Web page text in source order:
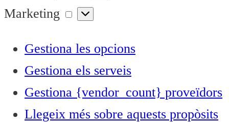
Marketing
Marketing
Gestiona les opcions
Gestiona els serveis
Gestiona {vendor_count} proveïdors
Llegeix més sobre aquests propòsits